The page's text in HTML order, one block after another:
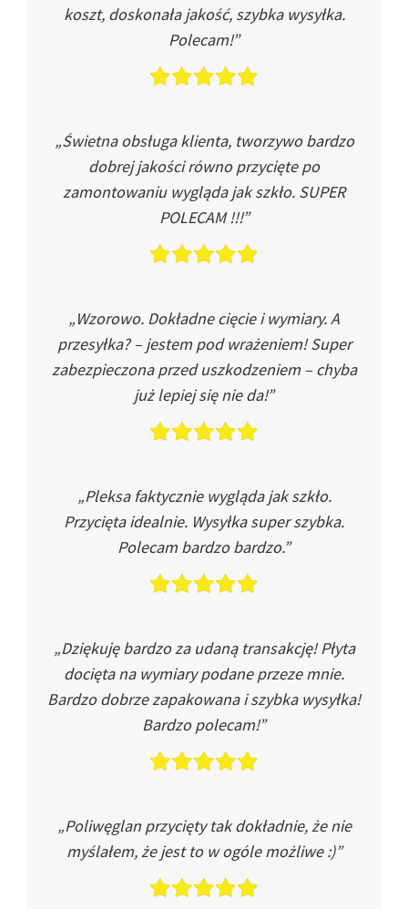
koszt, doskonała jakość, szybka wysyłka.
Polecam!”
„Świetna obsługa klienta, tworzywo bardzo
dobrej jakości równo przycięte po
zamontowaniu wygląda jak szkło. SUPER
POLECAM !!!”
„Wzorowo. Dokładne cięcie i wymiary. A
przesyłka? – jestem pod wrażeniem! Super
zabezpieczona przed uszkodzeniem – chyba
już lepiej się nie da!”
„Pleksa faktycznie wygląda jak szkło.
Przycięta idealnie. Wysyłka super szybka.
Polecam bardzo bardzo.”
„Dziękuję bardzo za udaną transakcję! Płyta
docięta na wymiary podane przeze mnie.
Bardzo dobrze zapakowana i szybka wysyłka!
Bardzo polecam!”
„Poliwęglan przycięty tak dokładnie, że nie
myślałem, że jest to w ogóle możliwe :)”